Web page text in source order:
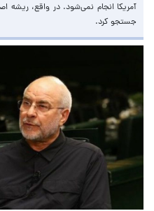
آمریکا انجام نمی‌شود. در واقع،
جستجو کرد.